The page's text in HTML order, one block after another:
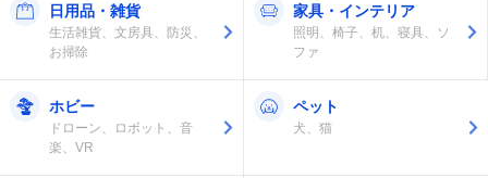
日用品・雑貨
生活雑貨、文房具、防災、
お掃除
家具・インテリア
照明、椅子、机、寝具、ソ
ファ
ホビー
ドローン、ロボット、音
楽、VR
ペット
犬、猫